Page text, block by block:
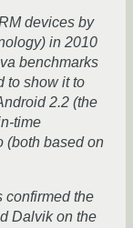
devices by
in 2010
benchmarks
to show it to
2.2 (the
time
(both based on
confirmed the
Dalvik on the